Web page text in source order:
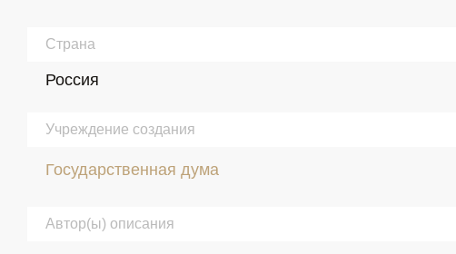
Страна
Россия
Учреждение создания
Государственная дума
Автор(ы) описания